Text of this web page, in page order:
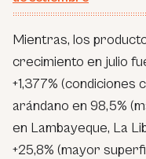
Mientras, los
crecimiento en julio
+1,377% (condiciones
arándano en 98,5%
en Lambayeque, La
+25,8% (mayor